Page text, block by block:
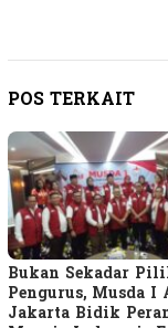
POS TERKAIT
Bukan Sekadar
Pengurus, Musda I
Jakarta Bidik